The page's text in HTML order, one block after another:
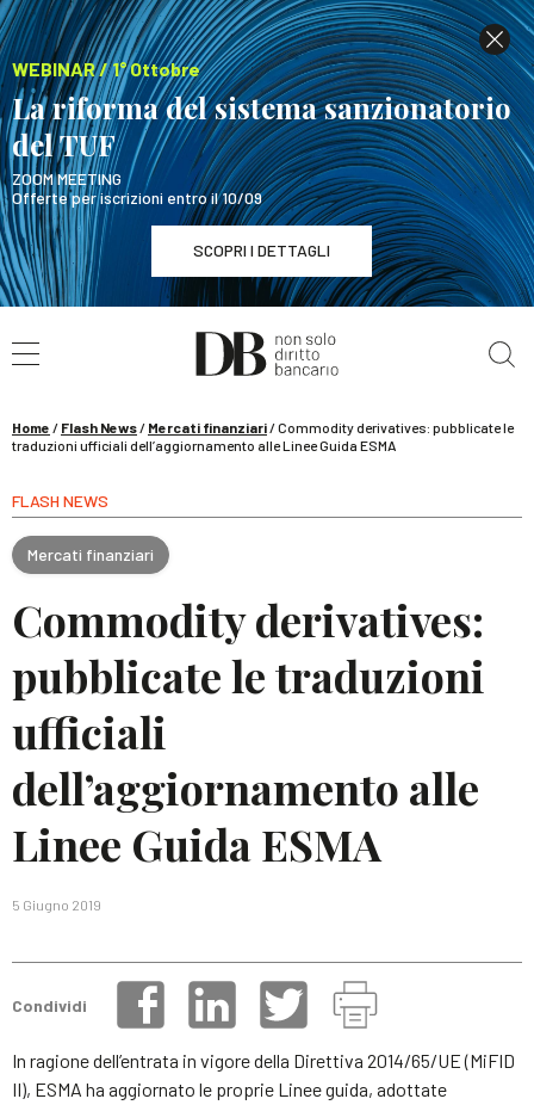
WEBINAR / 1° Ottobre
La riforma del sistema sanzionatorio
del TUF
ZOOM MEETING
Offerte per iscrizioni entro il 10/09
SCOPRI I DETTAGLI
WEBINAR / 1° Ottobre
La riforma del sistema sanzionatorio del TUF
Home / Flash News/ Mercati finanziari/Commodity derivatives: pubblicate le
traduzioni ufficiali dell’aggiornamento alle Linee Guida ESMA
FLASH NEWS
Mercati finanziari
Commodity derivatives:
pubblicate le traduzioni
ufficiali
dell’aggiornamento alle
Linee Guida ESMA
5 Giugno 2019
Condividi
In ragione dell’entrata in vigore della Direttiva 2014/65/UE (MiFID
II), ESMA ha aggiornato le proprie Linee guida, adottate